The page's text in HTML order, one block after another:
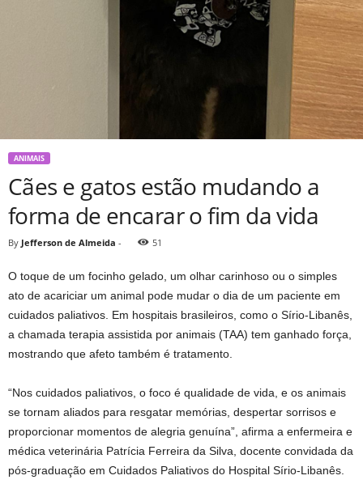
ANIMAIS
Cães e gatos estão mudando a
forma de encarar o fim da vida
By Jefferson de Almeida - 51
O toque de um focinho gelado, um olhar carinhoso ou o simples
ato de acariciar um animal pode mudar o dia de um paciente em
cuidados paliativos. Em hospitais brasileiros, como o Sírio-Libanês,
a chamada terapia assistida por animais (TAA) tem ganhado força,
mostrando que afeto também é tratamento.
“Nos cuidados paliativos, o foco é qualidade de vida, e os animais
se tornam aliados para resgatar memórias, despertar sorrisos e
proporcionar momentos de alegria genuína”, afirma a enfermeira e
médica veterinária Patrícia Ferreira da Silva, docente convidada da
pós-graduação em Cuidados Paliativos do Hospital Sírio-Libanês.